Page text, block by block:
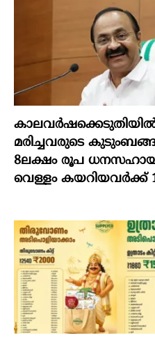
മരിച്ചവരുടെ
8ലക്ഷം രൂപ
വെള്ളം കയറിയവർക്ക്